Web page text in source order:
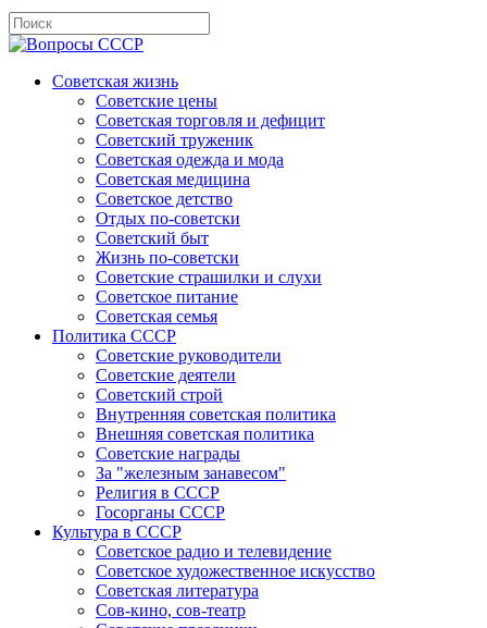
Советская жизнь
Советские цены
Советская торговля и дефицит
Советский труженик
Советская одежда и мода
Советская медицина
Советское детство
Отдых по-советски
Советский быт
Жизнь по-советски
Советские страшилки и слухи
Советское питание
Советская семья
Политика СССР
Советские руководители
Советские деятели
Советский строй
Внутренняя советская политика
Внешняя советская политика
Советские награды
За "железным занавесом"
Религия в СССР
Госорганы СССР
Культура в СССР
Советское радио и телевидение
Советское художественное искусство
Советская литература
Сов-кино, сов-театр